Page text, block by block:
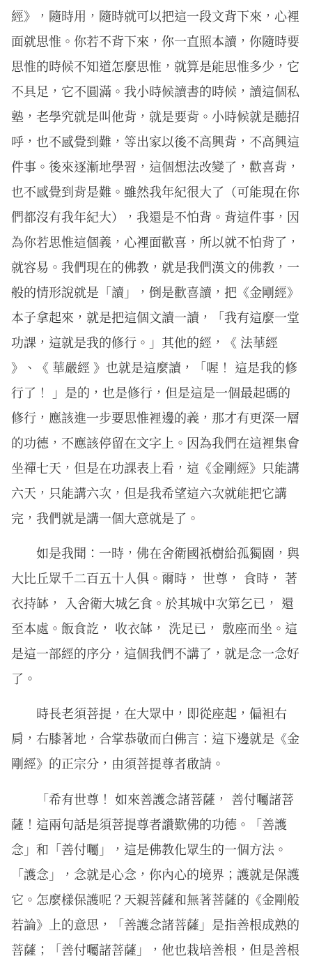
經》，隨時用，隨時就可以把這一段文背下來，心裡
面就思惟。你若不背下來，你一直照本讀，你隨時要
思惟的時候不知道怎麼思惟，就算是能思惟多少，它
不具足，它不圓滿。我小時候讀書的時候，讀這個私
塾，老學究就是叫他背，就是要背。小時候就是聽招
呼，也不感覺到難，等出家以後不高興背，不高興這
件事。後來逐漸地學習，這個想法改變了，歡喜背，
也不感覺到背是難。雖然我年紀很大了（可能現在你
們都沒有我年紀大），我還是不怕背。背這件事，因
為你若思惟這個義，心裡面歡喜，所以就不怕背了，
就容易。我們現在的佛教，就是我們漢文的佛教，一
般的情形說就是「讀」，倒是歡喜讀，把《金剛經》
本子拿起來，就是把這個文讀一讀，「我有這麼一堂
功課，這就是我的修行。」其他的經，《 法華經
》、《 華嚴經 》也就是這麼讀，「喔！ 這是我的修
行了！ 」是的，也是修行，但是這是一個最起碼的
修行，應該進一步要思惟裡邊的義，那才有更深一層
的功德，不應該停留在文字上。因為我們在這裡集會
坐禪七天，但是在功課表上看，這《金剛經》只能講
六天，只能講六次，但是我希望這六次就能把它講
完，我們就是講一個大意就是了。
如是我聞：一時，佛在舍衛國祇樹給孤獨園，與
大比丘眾千二百五十人俱。爾時， 世尊， 食時， 著
衣持缽， 入舍衛大城乞食。於其城中次第乞已， 還
至本處。飯食訖， 收衣缽， 洗足已， 敷座而坐。這
是這一部經的序分，這個我們不講了，就是念一念好
了。
時長老須菩提，在大眾中，即從座起，偏袒右
肩，右膝著地，合掌恭敬而白佛言：這下邊就是《金
剛經》的正宗分，由須菩提尊者啟請。
「希有世尊！ 如來善護念諸菩薩， 善付囑諸菩
薩！這兩句話是須菩提尊者讚歎佛的功德。「善護
念」和「善付囑」，這是佛教化眾生的一個方法。
「護念」，念就是心念，你內心的境界；護就是保護
它。怎麼樣保護呢？天親菩薩和無著菩薩的《金剛般
若論》上的意思，「善護念諸菩薩」是指善根成熟的
菩薩；「善付囑諸菩薩」，他也栽培善根，但是善根